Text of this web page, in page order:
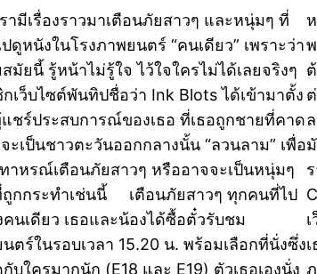
ามีเรื่องราวมาเตือนภัยสาวๆ และหนุ่มๆ ที่
ดูหนังในโรงภาพยนตร์ “คนเดียว” เพราะว่า
มัยนี้ รู้หน้าไม่รู้ใจ ไว้ใจใครไม่ได้เลยจริงๆ
เว็บไซต์พันทิปชื่อว่า Ink Blots ได้เข้ามาตั้ง
ชร์ประสบการณ์ของเธอ ที่เธอถูกชายที่คาด
ะเป็นชาวตะวันออกกลางนั้น “ลวนลาม” เพื่อ
าหรณ์เตือนภัยสาวๆ หรืออาจจะเป็นหนุ่มๆ
ถูกกระทำเช่นนี้ เตือนภัยสาวๆ ทุกคนที่ไป
นเดียว เธอและน้องได้ซื้อตั๋วรับชม
ตร์ในรอบเวลา 15.20 น. พร้อมเลือกที่นั่งซึ่ง
บใครมากนัก (E18 และ E19) ตัวเธอเองนั่ง